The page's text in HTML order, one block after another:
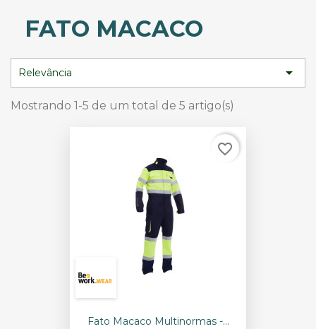
FATO MACACO
Relevância 
Mostrando 1-5 de um total de 5 artigo(s)
Fato Macaco Multinormas -...
favorite_border